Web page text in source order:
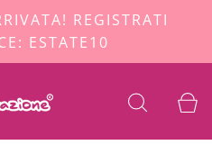
REGISTRATI
ESTATE10